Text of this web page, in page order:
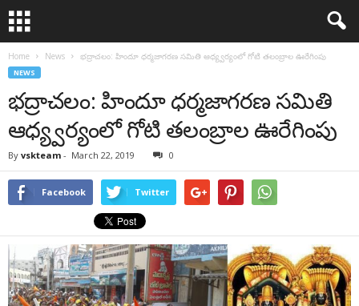
Home News భద్రాచలం: హిందూ ధర్మజాగరణ సమితి ఆధ్య్వర్యంలో గోటి తలంబ్రాల ఊరేగింపు
NEWS
భద్రాచలం: హిందూ ధర్మజాగరణ సమితి
ఆధ్య్వర్యంలో గోటి తలంబ్రాల ఊరేగింపు
By vskteam - March 22, 2019 0
Facebook Twitter